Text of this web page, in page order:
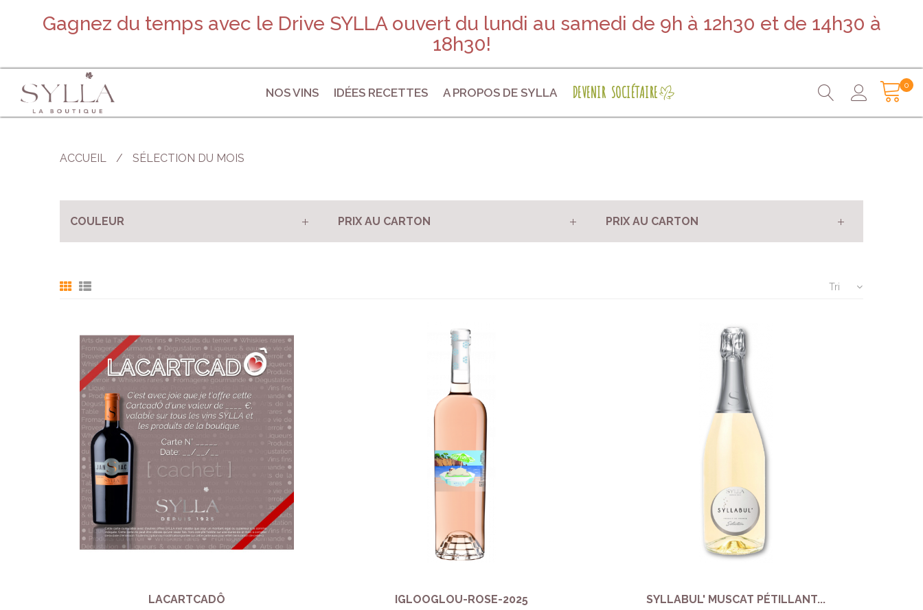
Gagnez du temps avec le Drive SYLLA ouvert du lundi au samedi de 9h à 12h30 et de 14h30 à
18h30!
NOS VINS IDÉES RECETTES A PROPOS DE SYLLA DEVENIR SOCIÉTAIRE 0
ACCUEIL / SÉLECTION DU MOIS
COULEUR PRIX AU CARTON PRIX AU CARTON
Tri
LACARTCADÔ IGLOOGLOU-ROSE-2025 SYLLABUL' MUSCAT PÉTILLANT...